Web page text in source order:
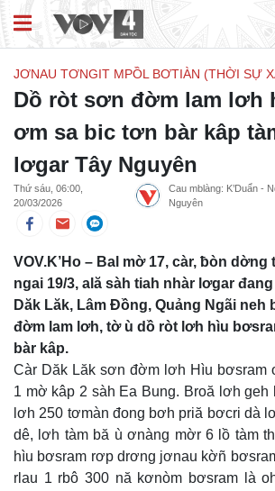
JƠNAU TƠNGIT MPỒL BƠTIÀN (THỜI SỰ
Dồ ròt sơn đờm lam lơh
ơm sa bic tơn bàr kâp
lơgar Tây Nguyên
Thứ sáu, 06:00,
20/03/2026
Cau mblàng: K’Duẩn -
Nguyên
VOV.K’Ho – Bal mờ 17, càr, ƀòn dờng
ngai 19/3, ală sàh tiah nhàr lơgar
Dăk Lăk, Lâm Đồng, Quảng Ngãi neh
đờm lam lơh, tờ ù dồ ròt lơh hìu
bàr kâp.
Càr Dăk Lăk sơn đờm lơh Hìu bơsram
1 mờ kâp 2 sàh Ea Bung. Broă lơh
lơh 250 tơmàn đong bơh priă bơcri dà
dê, lơh tàm bă ù ơnàng mờr 6 lồ tàm
hìu bơsram rơp drơng jơnau kờñ
rlau 1 rbô 300 nă kơnòm bơsram là